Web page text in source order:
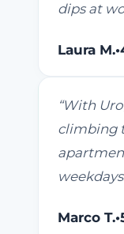
dips at
Laura M.•
“With
climbing
Marco T.•